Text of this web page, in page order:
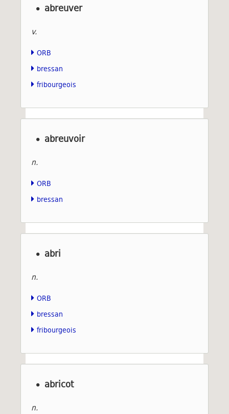
abreuver
v.
ORB
bressan
fribourgeois
abreuvoir
n.
ORB
bressan
abri
n.
ORB
bressan
fribourgeois
abricot
n.